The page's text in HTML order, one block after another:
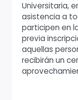
Universitaria,
asistencia a
participen en
previa
aquellas
recibirán un